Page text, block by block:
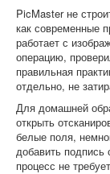
PicMaster не
как современные
работает с
операцию,
правильная
отдельно, не
Для домашней
открыть
белые поля,
добавить подпись
процесс не